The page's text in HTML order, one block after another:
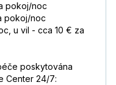
pokoj/noc
pokoj/noc
u vil - cca 10 € za
poskytována
Center 24/7: